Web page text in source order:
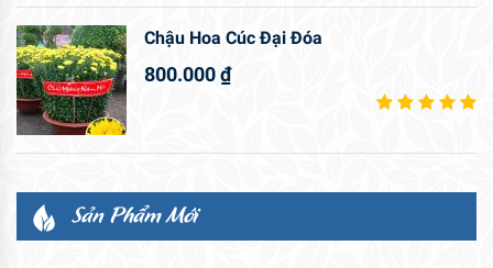
Chậu Hoa Cúc Đại Đóa
800.000₫
Sản Phẩm Mới